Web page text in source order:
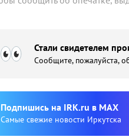
Стали свидетелем
Сообщите, пожалуйста,
Подпишиcь на IRK.ru в MAX
Cамые свежие новости Иркутска